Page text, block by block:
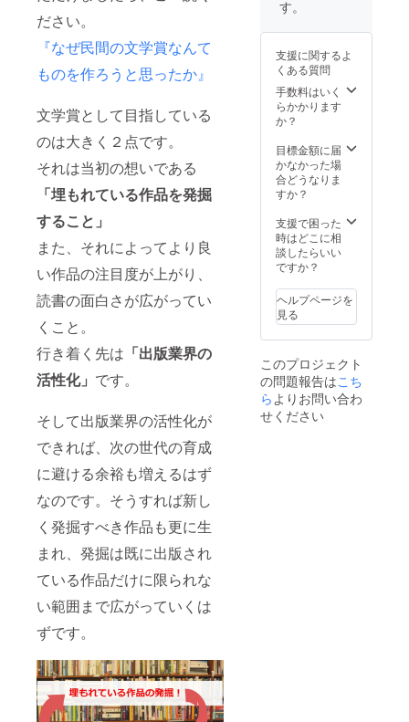
ださい。
『なぜ民間の文学賞なんて
ものを作ろうと思ったか』
文学賞として目指している
のは大きく２点です。
それは当初の想いである
「埋もれている作品を発掘
すること」
また、それによってより良
い作品の注目度が上がり、
読書の面白さが広がってい
くこと。
行き着く先は 「出版業界の
活性化」 です。
そして出版業界の活性化が
できれば、次の世代の育成
に避ける余裕も増えるはず
なのです。そうすれば新し
く発掘すべき作品も更に生
まれ、発掘は既に出版され
ている作品だけに限られな
い範囲まで広がっていくは
ずです。
式イベ
ントへ
の招待
券】 今
回の文
学賞の
トへの
招待券
です。
施は都
内を予
定して
おりま
通費な
どにつ
きまし
ては自
となり
ますの
で、ご
了承く
す。
支援に関するよ
くある質問
手数料はいく
らかかります
か？
目標金額に届
かなかった場
合どうなりま
すか？
支援で困った
時はどこに相
談したらいい
ですか？
ヘルプページを
見る
このプロジェクト
の問題報告はこち
ら よりお問い合わ
せください